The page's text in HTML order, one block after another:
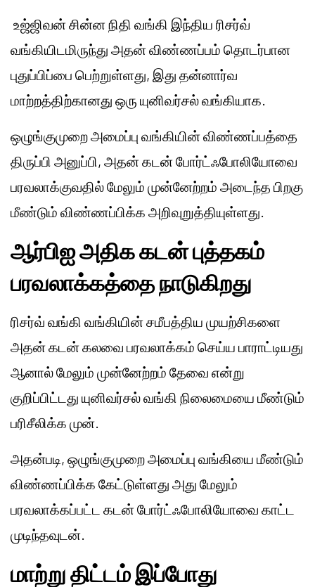
உஜ்ஜிவன் சின்ன நிதி வங்கி இந்திய ரிசர்வ்
வங்கியிடமிருந்து அதன் விண்ணப்பம் தொடர்பான
புதுப்பிப்பை பெற்றுள்ளது, இது தன்னார்வ
மாற்றத்திற்கானது ஒரு யுனிவர்சல் வங்கியாக.
ஒழுங்குமுறை அமைப்பு வங்கியின் விண்ணப்பத்தை
திருப்பி அனுப்பி, அதன் கடன் போர்ட்ஃபோலியோவை
பரவலாக்குவதில் மேலும் முன்னேற்றம் அடைந்த பிறகு
மீண்டும் விண்ணப்பிக்க அறிவுறுத்தியுள்ளது.
ஆர்பிஐ அதிக கடன் புத்தகம்
பரவலாக்கத்தை நாடுகிறது
ரிசர்வ் வங்கி வங்கியின் சமீபத்திய முயற்சிகளை
அதன் கடன் கலவை பரவலாக்கம் செய்ய பாராட்டியது
ஆனால் மேலும் முன்னேற்றம் தேவை என்று
குறிப்பிட்டது யுனிவர்சல் வங்கி நிலைமையை மீண்டும்
பரிசீலிக்க முன்.
அதன்படி, ஒழுங்குமுறை அமைப்பு வங்கியை மீண்டும்
விண்ணப்பிக்க கேட்டுள்ளது அது மேலும்
பரவலாக்கப்பட்ட கடன் போர்ட்ஃபோலியோவை காட்ட
முடிந்தவுடன்.
மாற்று திட்டம் இப்போது